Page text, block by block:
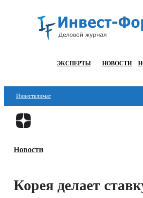
ЭКСПЕРТЫ НОВОСТИ
Инвестклимат
Финансы
Блокчейн
Технологии
Новости
Корея делает